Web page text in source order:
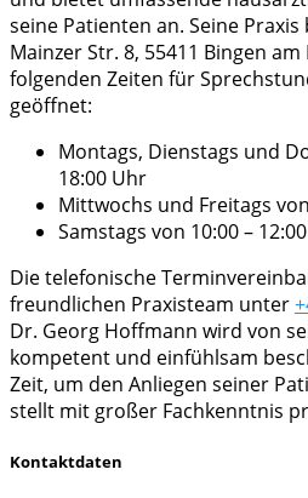
seine Patienten an. Seine
Mainzer Str. 8, 55411 Bingen
folgenden Zeiten für
geöffnet:
Montags, Dienstags und
18:00 Uhr
Mittwochs und Freitags
Samstags von 10:00 –
Die telefonische
freundlichen Praxisteam unter
Dr. Georg Hoffmann wird von
kompetent und einfühlsam
Zeit, um den Anliegen seiner
stellt mit großer Fachkenntnis
Kontaktdaten